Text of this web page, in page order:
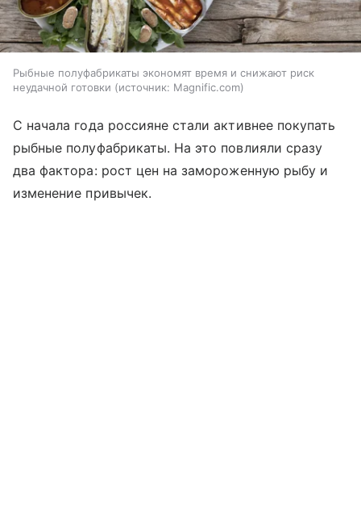
Рыбные полуфабрикаты экономят время и снижают риск
неудачной готовки
источник: Magnific.com
С начала года россияне стали активнее покупать
рыбные полуфабрикаты. На это повлияли сразу
два фактора: рост цен на замороженную рыбу и
изменение привычек.